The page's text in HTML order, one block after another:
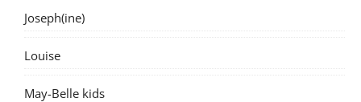
Joseph(ine)
Louise
May-Belle kids